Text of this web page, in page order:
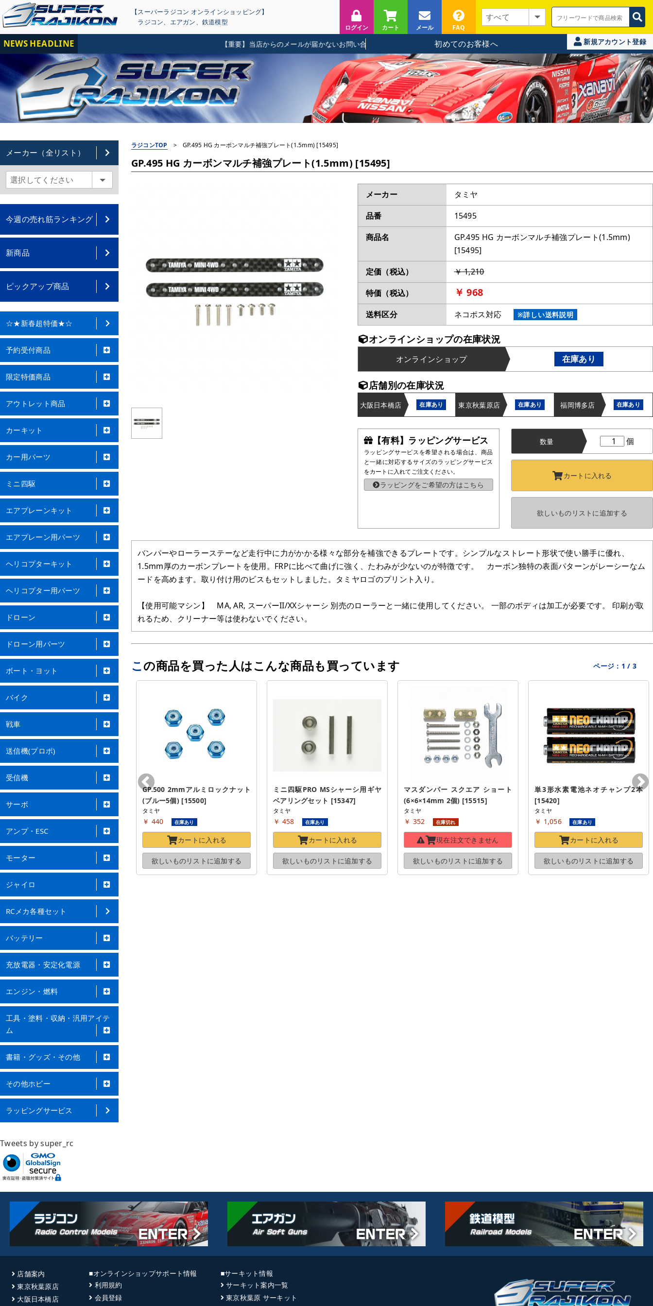
【スーパーラジコン オンラインショッピング】
ラジコン、 エアガン、 鉄道模型
ログイン カート メール FAQ
NEWS HEADLINE 【重要】当店からのメールが届かないお問い合わせに関して 初めてのお客様へ 新規アカウント登録
メーカー（全リスト）
今週の売れ筋ランキング
新商品
ピックアップ商品
☆★新春超特価★☆
予約受付商品
限定特価商品
アウトレット商品
カーキット
カー用パーツ
ミニ四駆
エアプレーンキット
エアプレーン用パーツ
ヘリコプターキット
ヘリコプター用パーツ
ドローン
ドローン用パーツ
ボート・ヨット
バイク
戦車
送信機(プロポ)
受信機
サーボ
アンプ・ESC
モーター
ジャイロ
RCメカ各種セット
バッテリー
充放電器・安定化電源
エンジン・燃料
工具・塗料・収納・汎用アイテ
ム
書籍・グッズ・その他
その他ホビー
ラッピングサービス
Tweets by super_rc
ラジコンTOP > GP.495 HG カーボンマルチ補強プレート(1.5mm) [15495]
GP.495 HG カーボンマルチ補強プレート(1.5mm) [15495]
メーカー
タミヤ
品番
15495
商品名
GP.495 HG カーボンマルチ補強プレート(1.5mm)
[15495]
定価（税込）
￥ 1,210
特価（税込）
￥ 968
送料区分 ネコポス対応 ※詳しい送料説明
オンラインショップの在庫状況
オンラインショップ 在庫あり
店舗別の在庫状況
大阪日本橋店 在庫あり 東京秋葉原店 在庫あり 福岡博多店 在庫あり
【有料】ラッピングサービス
ラッピングサービスを希望される場合は、商品
と一緒に対応するサイズのラッピングサービス
をカートに入れてご注文ください。
ラッピングをご希望の方はこちら
数量 個
カートに入れる
欲しいものリストに追加する
バンパーやローラーステーなど走行中に力がかかる様々な部分を補強できるプレートです。シンプルなストレート形状で使い勝手に優れ、
1.5mm厚のカーボンプレートを使用。FRPに比べて曲げに強く、たわみが少ないのが特徴です。 カーボン独特の表面パターンがレーシーなム
ードを高めます。取り付け用のビスもセットしました。タミヤロゴのプリント入り。
【使用可能マシン】 MA, AR, スーパーII/XXシャーシ 別売のローラーと一緒に使用してください。 一部のボディは加工が必要です。 印刷が取
れるため、クリーナー等は使わないでください。
この商品を買った人はこんな商品も買っています ページ： 1 / 3
GP.529 2段低摩擦プラローラー
(黒13-13mm) [15529]
タミヤ
￥ 229
欲しいものリストに 追加する
GP.500 2mmアルミロックナット
(ブルー5個) [15500]
タミヤ
￥ 440 在庫あり
カートに入れる
欲しいものリストに追加する
ミニ四駆PRO MSシャーシ用ギヤ
ベアリングセット [15347]
タミヤ
￥ 458 在庫あり
カートに入れる
欲しいものリストに追加する
マスダンパー スクエア ショート
(6×6×14mm 2個) [15515]
タミヤ
￥ 352 在庫切れ
現在注文できません
欲しいものリストに追加する
単3形水素電池ネオチャンプ2本
[15420]
タミヤ
￥ 1,056 在庫あり
カートに入れる
欲しいものリストに追加する
店舗案内
東京秋葉原店
大阪日本橋店
■オンラインショップサポート情報
利用規約
会員登録
■サーキット情報
サーキット案内一覧
東京秋葉原 サーキット